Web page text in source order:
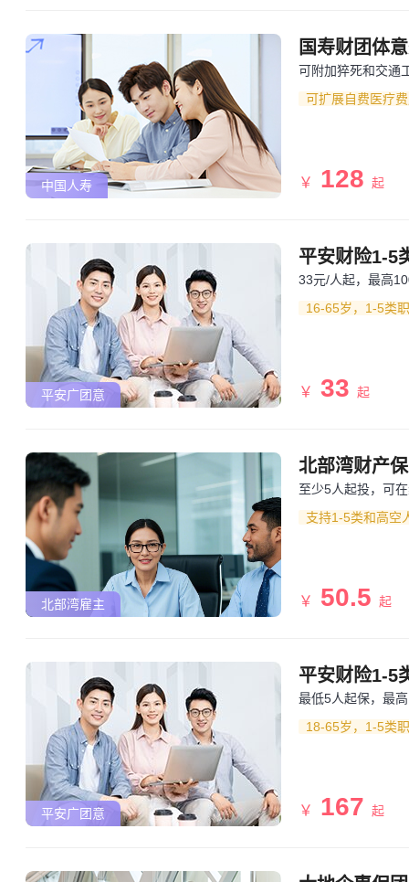
中国人寿
国寿财团体
可附加猝死和交通
可扩展自费医疗
￥ 128 起
平安广团意
平安财险1-5
33元/人起，最高
16-65岁，1-5类
￥ 33 起
北部湾雇主
北部湾财产
至少5人起投，可
支持1-5类和高空
￥ 50.5 起
平安广团意
平安财险1-5
最低5人起保，最
18-65岁，1-5类
￥ 167 起